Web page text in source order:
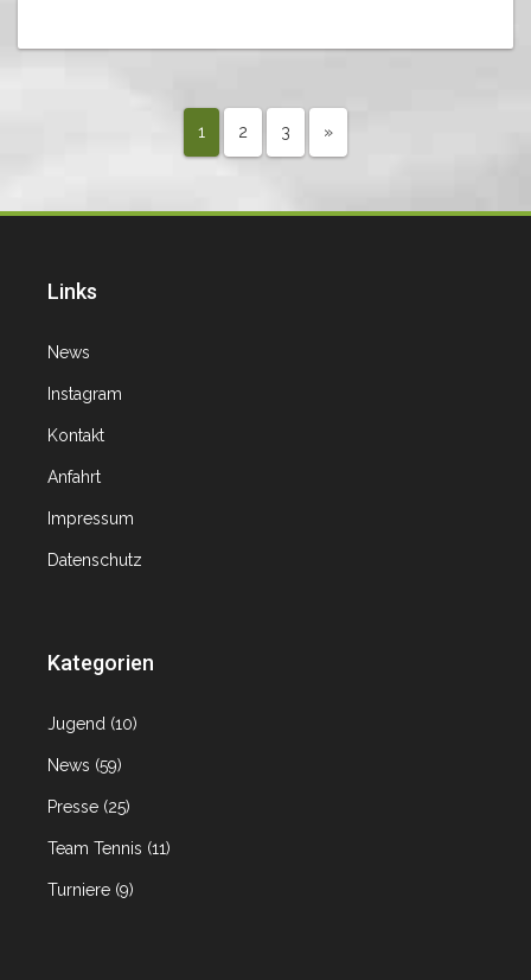
1 2 3 »
Links
News
Instagram
Kontakt
Anfahrt
Impressum
Datenschutz
Kategorien
Jugend (10)
News (59)
Presse (25)
Team Tennis (11)
Turniere (9)